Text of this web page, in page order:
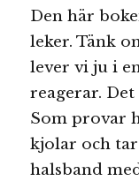
Den här
leker. Tänk
lever vi ju i
reagerar.
Som provar
kjolar och
halsband